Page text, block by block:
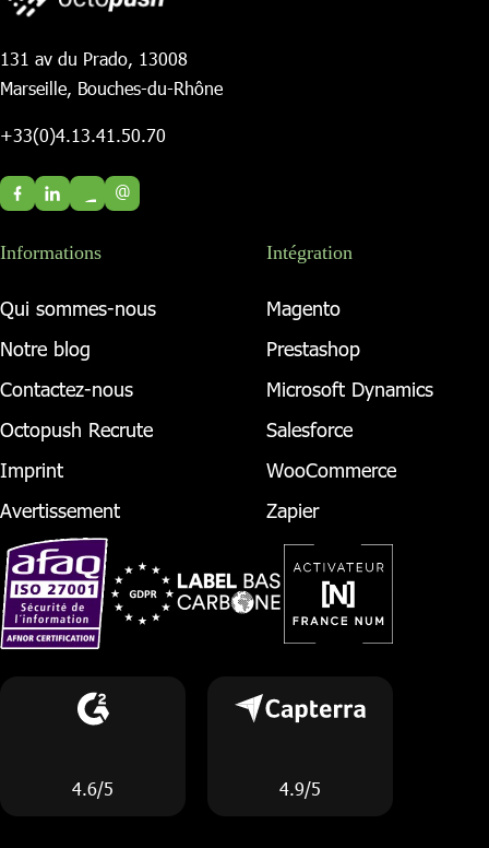
131 av du Prado, 13008
Marseille, Bouches-du-Rhône
+33(0)4.13.41.50.70
@
Informations
Qui sommes-nous
Notre blog
Contactez-nous
Octopush Recrute
Imprint
Avertissement
Intégration
Magento
Prestashop
Microsoft Dynamics
Salesforce
WooCommerce
Zapier
4.6/5 4.9/5